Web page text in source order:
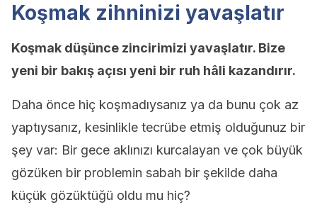
Koşmak zihninizi yavaşlatır
Koşmak düşünce zincirimizi yavaşlatır. Bize
yeni bir bakış açısı yeni bir ruh hâli kazandırır.
Daha önce hiç koşmadıysanız ya da bunu çok az
yaptıysanız, kesinlikle tecrübe etmiş olduğunuz bir
şey var: Bir gece aklınızı kurcalayan ve çok büyük
gözüken bir problemin sabah bir şekilde daha
küçük gözüktüğü oldu mu hiç?